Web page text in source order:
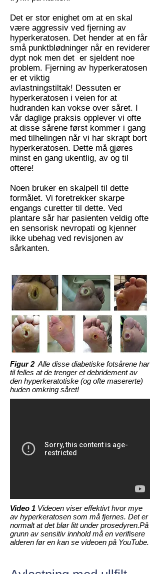
Det er stor enighet om at en skal
være aggressiv ved fjerning av
hyperkeratosen. Det hender at en får
små punktblødninger når en reviderer
dypt nok men det er sjeldent noe
problem. Fjerning av hyperkeratosen
er et viktig
avlastningstiltak! Dessuten er
hyperkeratosen i veien for at
hudranden kan vokse over såret. I
vår daglige praksis opplever vi ofte
at disse sårene først kommer i gang
med tilhelingen når vi har skrapt bort
hyperkeratosen. Dette må gjøres
minst en gang ukentlig, av og til
oftere!
Noen bruker en skalpell til dette
formålet. Vi foretrekker skarpe
engangs curetter til dette. Ved
plantare sår har pasienten veldig ofte
en sensorisk nevropati og kjenner
ikke ubehag ved revisjonen av
sårkanten.
Figur 2Alle disse diabetiske fotsårene har
til felles at de trenger et debridement av
den hyperkeratotiske (og ofte masererte)
huden omkring såret!
Video 1 Videoen viser effektivt hvor mye
av hyperkeratosen som må fjernes. Det er
normalt at det blør litt under prosedyren.På
grunn av sensitiv innhold må en verifisere
alderen før en kan se videoen på YouTube.